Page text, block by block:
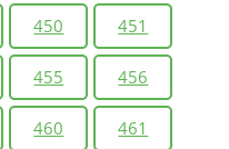
450 451
455 456
460 461